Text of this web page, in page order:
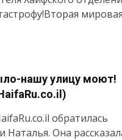
мировая
нашу улицу моют!
обратилась
Она